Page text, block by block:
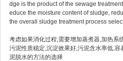
dge is the product of the sewage
educe the moisture content of sludge,
the overall sludge treatment process
考虑如果消化过程,需要增加蒸煮器,加热系统
污泥性质稳定,沉淀效果好,污泥含水率低,容
泥脱水的方法的选择